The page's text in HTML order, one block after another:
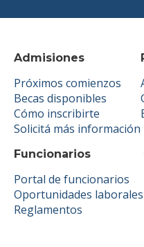
Admisiones
Próximos comienzos
Becas disponibles
Cómo inscribirte
Solicitá más información
Funcionarios
Portal de funcionarios
Oportunidades laborales
Reglamentos